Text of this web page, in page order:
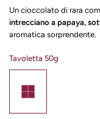
Un cioccolato di rara
intrecciano a papaya,
aromatica sorprendente.
Tavoletta 50g